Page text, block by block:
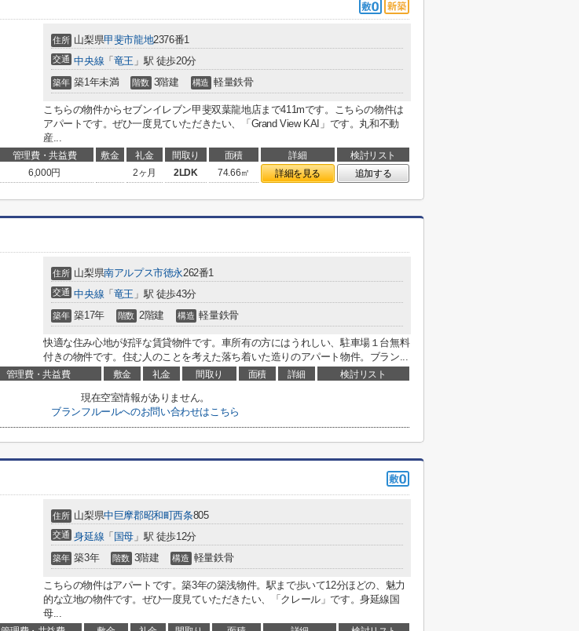
住所 山梨県甲斐市龍地2376番1
交通 中央線 「 竜王 」駅 徒歩20分
築年 築1年未満 階数 3階建 構造 軽量鉄骨
こちらの物件からセブンイレブン甲斐双葉龍地店まで411mです。こちらの物件は
アパートです。ぜひ一度見ていただきたい、「Grand View KAI」です。丸和不動
産...
管理費・共益費 敷金 礼金 間取り 面積 詳細
検討リスト
6,000円 2ヶ月 2LDK 74.66㎡ 詳細を見る 追加する
住所 山梨県南アルプス市徳永262番1
交通 中央線 「 竜王 」駅 徒歩43分
築年 築17年 階数 2階建 構造 軽量鉄骨
快適な住み心地が好評な賃貸物件です。車所有の方にはうれしい、駐車場１台無料
付きの物件です。住む人のことを考えた落ち着いた造りのアパート物件。ブラン...
管理費・共益費 敷金 礼金 間取り 面積 詳細 検討リスト
現在空室情報がありません。
ブランフルールへのお問い合わせはこちら
住所 山梨県中巨摩郡昭和町西条805
交通 身延線 「 国母 」駅 徒歩12分
築年 築3年 階数 3階建 構造 軽量鉄骨
こちらの物件はアパートです。築3年の築浅物件。駅まで歩いて12分ほどの、魅力
的な立地の物件です。ぜひ一度見ていただきたい、「クレール」です。身延線国
母...